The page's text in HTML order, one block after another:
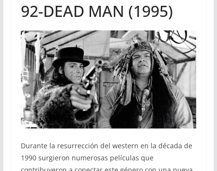
92-DEAD MAN (1995)
Durante la resurrección del western en la década de
1990 surgieron numerosas películas que